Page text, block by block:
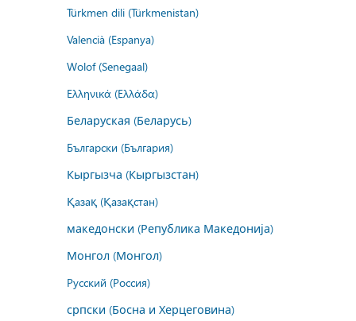
Türkmen dili (Türkmenistan)
Valencià (Espanya)
Wolof (Senegaal)
Ελληνικά (Ελλάδα)
Беларуская (Беларусь)
Български (България)
Кыргызча (Кыргызстан)
Қазақ (Қазақстан)
македонски (Република Македонија)
Монгол (Монгол)
Русский (Россия)
српски (Босна и Херцеговина)